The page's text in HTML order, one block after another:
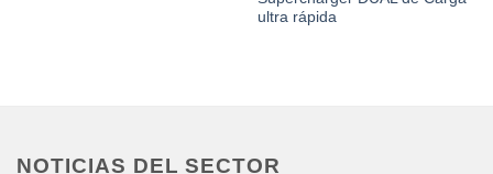
ultra rápida
NOTICIAS DEL SECTOR